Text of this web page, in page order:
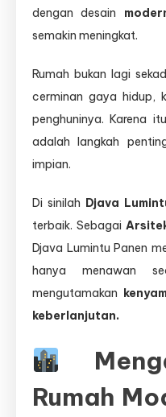
Bersama
Lumintu
dengan desain
semakin meningkat.
Rumah bukan lagi
cerminan gaya hidup,
penghuninya. Karena
adalah langkah
impian.
Di sinilah Djava
terbaik. Sebagai
Djava Lumintu Panen
hanya menawan
mengutamakan
keberlanjutan.
Rumah